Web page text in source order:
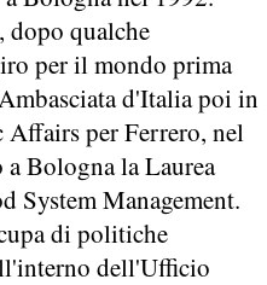
dopo qualche
per il mondo prima
d'Italia poi in
per Ferrero, nel
Bologna la Laurea
System Management.
di politiche
dell'Ufficio